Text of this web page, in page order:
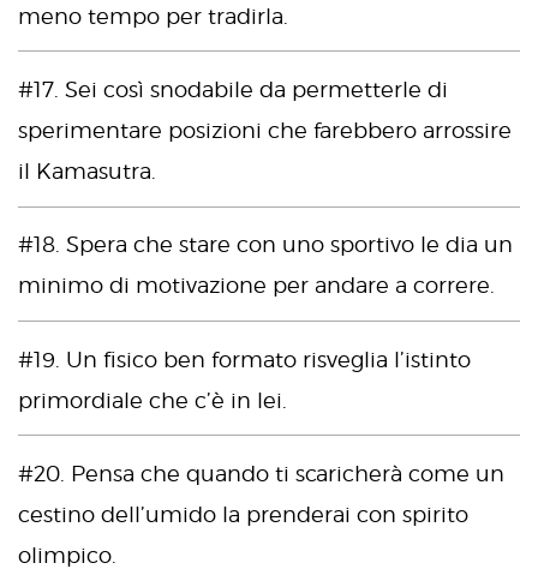
meno tempo per tradirla.
#17. Sei così snodabile da permetterle di
sperimentare posizioni che farebbero arrossire
il Kamasutra.
#18. Spera che stare con uno sportivo le dia un
minimo di motivazione per andare a correre.
#19. Un fisico ben formato risveglia l’istinto
primordiale che c’è in lei.
#20. Pensa che quando ti scaricherà come un
cestino dell’umido la prenderai con spirito
olimpico.